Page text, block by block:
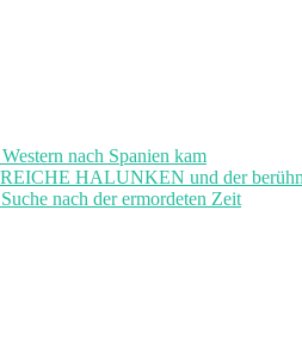
nach Spanien kam
HALUNKEN und der
nach der ermordeten Zeit